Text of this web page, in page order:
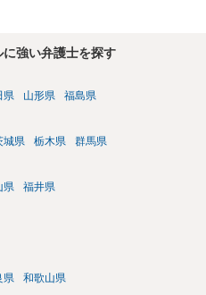
く、旧借地法が適用されるご事案
行日が平成４年８月１日の関係
れた借地契約については、依然
ても、家主側の更新拒絶には正
上も容易には認められていませ
た平成４年８月１日以降に借地
ので、契約内容の確認をしてみ
は、契約を更新しないことを内
約として無効とされます。 しか
の築造による期間の延長なし、
一般定期借地権を設定するこが
強い弁護士を探す
県 山形県 福島県
城県 栃木県 群馬県
県 福井県
県 和歌山県